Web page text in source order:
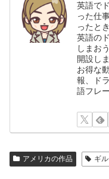
英語で
った仕
ったと
英語の
しまお
開設し
お得な
報、ド
語フレ
アメリカの作品 ギ